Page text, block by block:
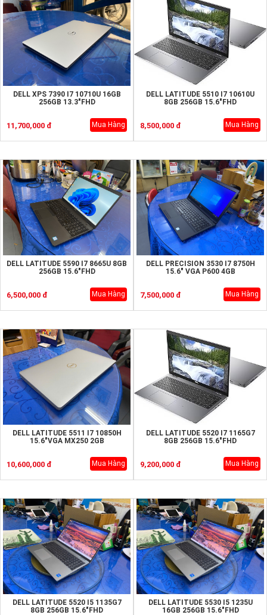
DELL XPS 7390 I7 10710U 16GB
256GB 13.3"FHD
11,700,000 đ Mua Hàng
DELL LATITUDE 5510 I7 10610U
8GB 256GB 15.6"FHD
8,500,000 đ Mua Hàng
DELL LATITUDE 5590 I7 8665U 8GB
256GB 15.6"FHD
6,500,000 đ Mua Hàng
DELL PRECISION 3530 I7 8750H
15.6" VGA P600 4GB
7,500,000 đ Mua Hàng
DELL LATITUDE 5511 I7 10850H
15.6"VGA MX250 2GB
10,600,000 đ Mua Hàng
DELL LATITUDE 5520 I7 1165G7
8GB 256GB 15.6"FHD
9,200,000 đ Mua Hàng
DELL LATITUDE 5520 I5 1135G7
8GB 256GB 15.6"FHD
DELL LATITUDE 5530 I5 1235U
16GB 256GB 15.6"FHD